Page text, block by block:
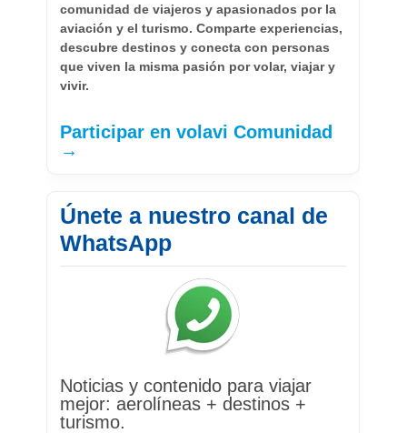
comunidad de viajeros y apasionados por la
aviación y el turismo. Comparte experiencias,
descubre destinos y conecta con personas
que viven la misma pasión por volar, viajar y
vivir.
Participar en volavi Comunidad
→
Únete a nuestro canal de
WhatsApp
Noticias y contenido para viajar
mejor: aerolíneas + destinos +
turismo.